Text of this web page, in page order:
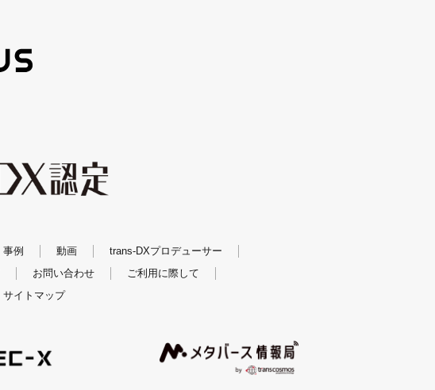
事例 動画
trans-DXプロデューサー
お問い合わせ
ご利用に際して
サイトマップ